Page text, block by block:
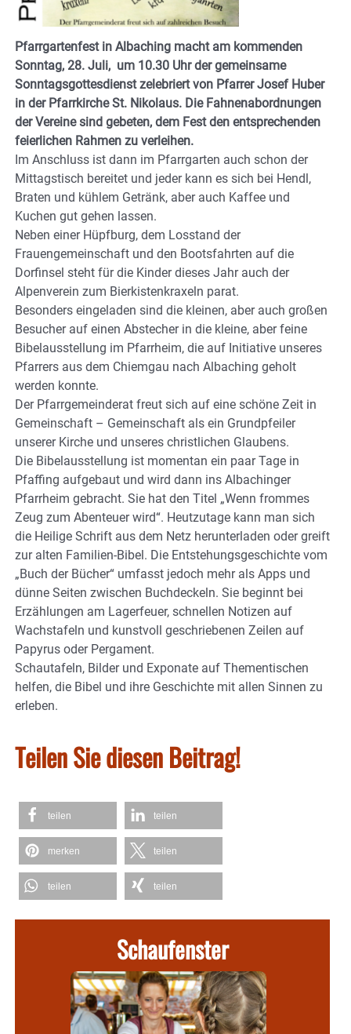
Pfarrgartenfest in Albaching macht am kommenden
Sonntag, 28. Juli, um 10.30 Uhr der gemeinsame
Sonntagsgottesdienst zelebriert von Pfarrer Josef Huber
in der Pfarrkirche St. Nikolaus. Die Fahnenabordnungen
der Vereine sind gebeten, dem Fest den entsprechenden
feierlichen Rahmen zu verleihen.
Im Anschluss ist dann im Pfarrgarten auch schon der
Mittagstisch bereitet und jeder kann es sich bei Hendl,
Braten und kühlem Getränk, aber auch Kaffee und
Kuchen gut gehen lassen.
Neben einer Hüpfburg, dem Losstand der
Frauengemeinschaft und den Bootsfahrten auf die
Dorfinsel steht für die Kinder dieses Jahr auch der
Alpenverein zum Bierkistenkraxeln parat.
Besonders eingeladen sind die kleinen, aber auch großen
Besucher auf einen Abstecher in die kleine, aber feine
Bibelausstellung im Pfarrheim, die auf Initiative unseres
Pfarrers aus dem Chiemgau nach Albaching geholt
werden konnte.
Der Pfarrgemeinderat freut sich auf eine schöne Zeit in
Gemeinschaft – Gemeinschaft als ein Grundpfeiler
unserer Kirche und unseres christlichen Glaubens.
Die Bibelausstellung ist momentan ein paar Tage in
Pfaffing aufgebaut und wird dann ins Albachinger
Pfarrheim gebracht. Sie hat den Titel „Wenn frommes
Zeug zum Abenteuer wird“. Heutzutage kann man sich
die Heilige Schrift aus dem Netz herunterladen oder greift
zur alten Familien-Bibel. Die Entstehungsgeschichte vom
„Buch der Bücher“ umfasst jedoch mehr als Apps und
dünne Seiten zwischen Buchdeckeln. Sie beginnt bei
Erzählungen am Lagerfeuer, schnellen Notizen auf
Wachstafeln und kunstvoll geschriebenen Zeilen auf
Papyrus oder Pergament.
Schautafeln, Bilder und Exponate auf Thementischen
helfen, die Bibel und ihre Geschichte mit allen Sinnen zu
erleben.
Teilen Sie diesen Beitrag!
teilen teilen
merken teilen
teilen teilen
Schaufenster